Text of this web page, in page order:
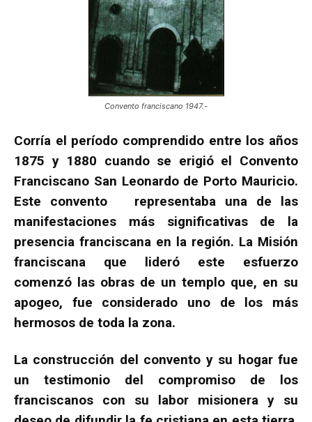
Convento franciscano 1947.-
Corría el período comprendido entre los años
1875 y 1880 cuando se erigió el Convento
Franciscano San Leonardo de Porto Mauricio.
Este convento representaba una de las
manifestaciones más significativas de la
presencia franciscana en la región. La Misión
franciscana que lideró este esfuerzo
comenzó las obras de un templo que, en su
apogeo, fue considerado uno de los más
hermosos de toda la zona.
La construcción del convento y su hogar fue
un testimonio del compromiso de los
franciscanos con su labor misionera y su